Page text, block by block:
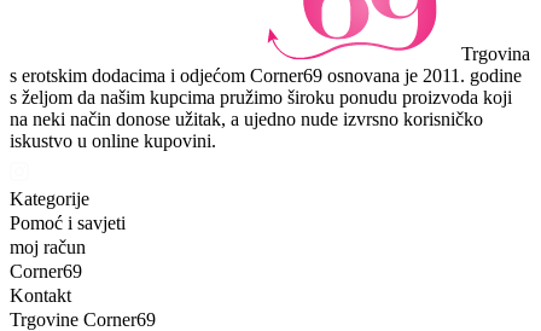
Trgovina
s erotskim dodacima i odjećom Corner69 osnovana je 2011. godine
s željom da našim kupcima pružimo široku ponudu proizvoda koji
na neki način donose užitak, a ujedno nude izvrsno korisničko
iskustvo u online kupovini.
Kategorije
Pomoć i savjeti
moj račun
Corner69
Kontakt
Trgovine Corner69